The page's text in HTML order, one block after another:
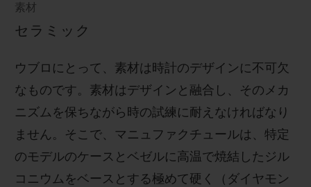
素材
セラミック
ウブロにとって、素材は時計のデザインに不可欠
なものです。素材はデザインと融合し、そのメカ
ニズムを保ちながら時の試練に耐えなければなり
ません。そこで、マニュファクチュールは、特定
のモデルのケースとベゼルに高温で焼結したジル
コニウムをベースとする極めて硬く（ダイヤモン